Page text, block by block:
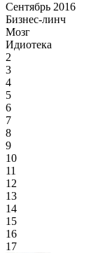
Сентябрь 2016
Бизнес-линч
Мозг
Идиотека
2
3
4
5
6
7
8
9
10
11
12
13
14
15
16
17